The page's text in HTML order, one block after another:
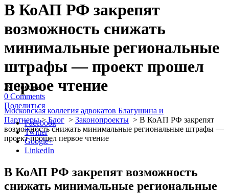
В КоАП РФ закрепят
возможность снижать
минимальные региональные
штрафы — проект прошел
первое чтение
Московская коллегия адвокатов Благушина и
Партнеры>Блог > Законопроекты > В КоАП РФ закрепят
возможность снижать минимальные региональные штрафы —
проект прошел первое чтение
29 Ноябрь
0 Comments
Поделиться
Facebook
Twitter
Google+
LinkedIn
В КоАП РФ закрепят возможность
снижать минимальные региональные